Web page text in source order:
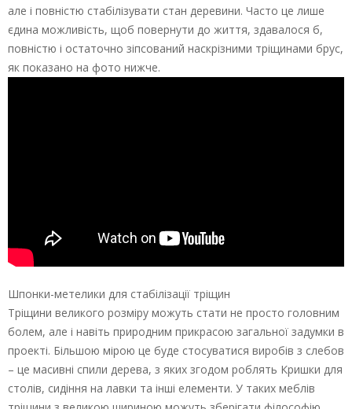
але і повністю стабілізувати стан деревини. Часто це лише
єдина можливість, щоб повернути до життя, здавалося б,
повністю і остаточно зіпсований наскрізними тріщинами брус,
як показано на фото нижче.
Шпонки-метелики для стабілізації тріщин
Тріщини великого розміру можуть стати не просто головним
болем, але і навіть природним прикрасою загальної задумки в
проекті. Більшою мірою це буде стосуватися виробів з слебов
– це масивні спили дерева, з яких згодом роблять Кришки для
столів, сидіння на лавки та інші елементи. У таких меблів